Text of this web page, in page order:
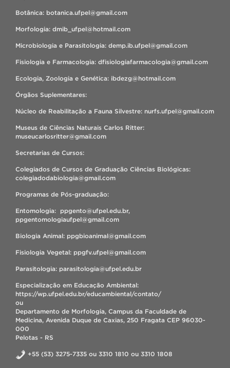
Botânica: botanica.ufpel@gmail.com
Morfologia: dmib_ufpel@hotmail.com
Microbiologia e Parasitologia: demp.ib.ufpel@gmail.com
Fisiologia e Farmacologia: dfisiologiafarmacologia@gmail.com
Ecologia, Zoologia e Genética: ibdezg@hotmail.com
Órgãos Suplementares:
Núcleo de Reabilitação a Fauna Silvestre: nurfs.ufpel@gmail.com
Museus de Ciências Naturais Carlos Ritter:
museucarlosritter@gmail.com
Secretarias de Cursos:
Colegiados de Cursos de Graduação Ciências Biológicas:
colegiadodabiologia@gmail.com
Programas de Pós-graduação:
Entomologia: ppgento@ufpel.edu.br,
ppgentomologiaufpel@gmail.com
Biologia Animal: ppgbioanimal@gmail.com
Fisiologia Vegetal: ppgfv.ufpel@gmail.com
Parasitologia: parasitologia@ufpel.edu.br
Especialização em Educação Ambiental:
https://wp.ufpel.edu.br/educambiental/contato/
ou
Departamento de Morfologia, Campus da Faculdade de
Medicina, Avenida Duque de Caxias, 250 Fragata CEP 96030-
000
Pelotas - RS
+55 (53) 3275-7335 ou 3310 1810 ou 3310 1808